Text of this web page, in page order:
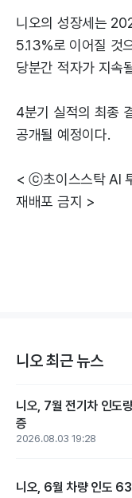
니오의 성장세는
5.13%로 이어질 것
당분간 적자가 지속
4분기 실적의 최종
공개될 예정이다.
< ⓒ초이스스탁 AI
재배포 금지 >
니오 최근 뉴스
니오, 7월 전기차 인
증
2026.08.03 19:28
니오, 6월 차량 인도